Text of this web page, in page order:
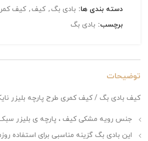
دسته بندی ها: بادی بگ , کیف , کیف
برچسب: بادی بگ
توضیحات
کیف بادی بگ / کیف کمری طرح پارچه بلیزر
جنس رویه مشکی کیف ، پارچه ی بلیزر
این بادی بگ گزینه مناسبی برای استفاده